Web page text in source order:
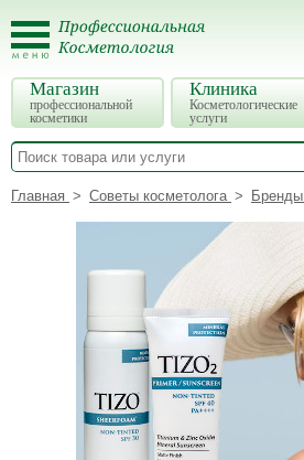
Магазин
профессиональной
косметики
Клиника
Косметологические
услуги
Главная Советы косметолога Бренды